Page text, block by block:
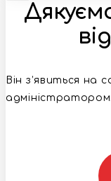
Він з’явиться на
адміністратором.